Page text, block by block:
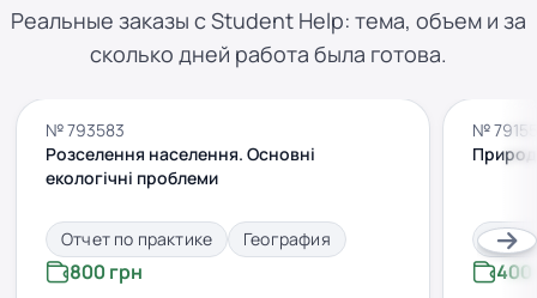
Реальные заказы с Student Help: тема, объем и за
сколько дней работа была готова.
№ 793583
Розселення населення. Основні
екологічні проблеми
Отчет по практике География
800 грн
№
400